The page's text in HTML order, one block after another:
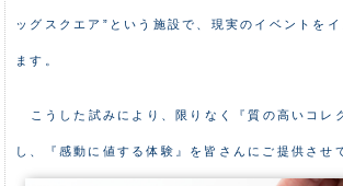
ッグスクエア”という施設で、現実のイベントを
ます。
こうした試みにより、限りなく『質の高いコレ
し、『感動に値する体験』を皆さんにご提供させ